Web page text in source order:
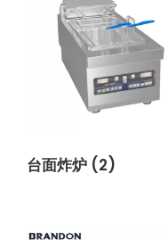
台面炸炉 (2)